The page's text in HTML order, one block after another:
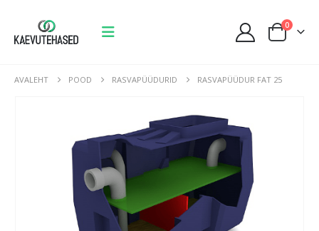
0
AVALEHT POOD RASVAPÜÜDURID RASVAPÜÜDUR FAT 25